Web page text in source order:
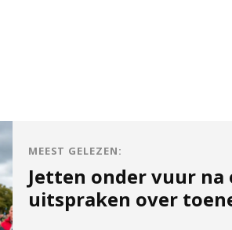
MEEST GELEZEN:
Jetten onder vuur na
uitspraken over